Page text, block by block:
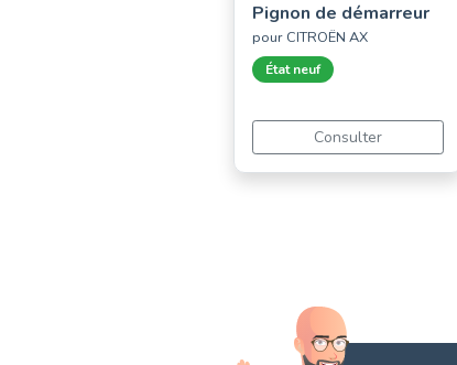
Pignon de démarreur
pour CITROËN AX
État neuf
Consulter